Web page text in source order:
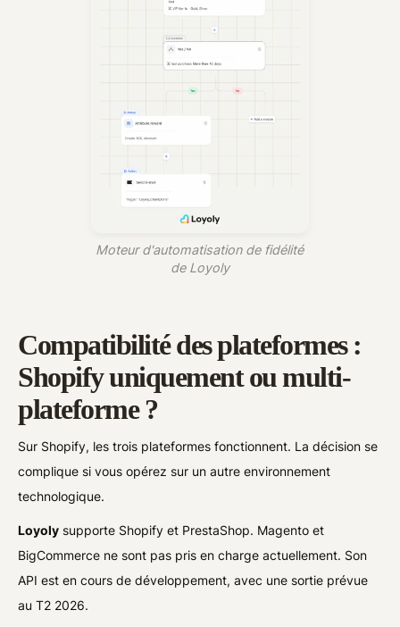
Moteur d'automatisation de fidélité
de Loyoly
Compatibilité des plateformes :
Shopify uniquement ou multi-
plateforme ?
Sur Shopify, les trois plateformes fonctionnent. La décision se
complique si vous opérez sur un autre environnement
technologique.
Loyoly supporte Shopify et PrestaShop. Magento et
BigCommerce ne sont pas pris en charge actuellement. Son
API est en cours de développement, avec une sortie prévue
au T2 2026.